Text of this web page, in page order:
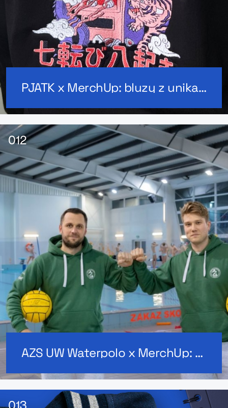
PJATK x MerchUp: bluzy z unikalnym designem
AZS UW Waterpolo x MerchUp: merch dla drużyny